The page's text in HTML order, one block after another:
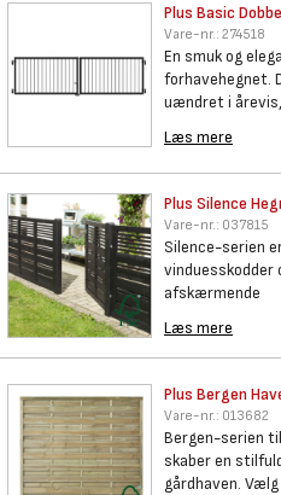
Plus Basic
Vare-nr.: 274518
En smuk og
forhavehegnet.
uændret i
Læs mere
Plus Silence
Vare-nr.: 037815
Silence-serien
vinduesskodder
afskærmende
Læs mere
Plus Bergen
Vare-nr.: 013682
Bergen-serien
skaber en
gårdhaven.